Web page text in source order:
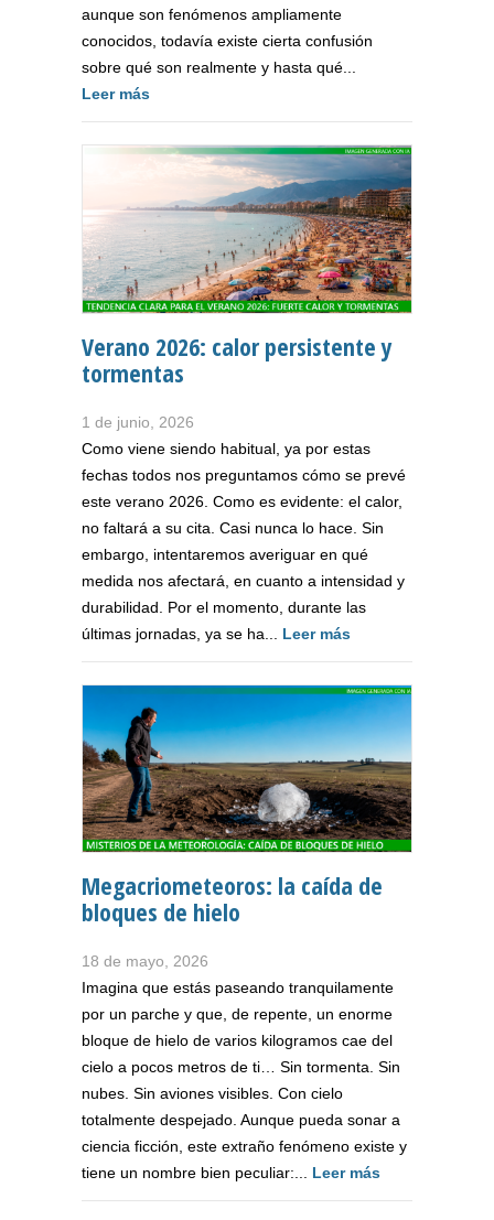
aunque son fenómenos ampliamente
conocidos, todavía existe cierta confusión
sobre qué son realmente y hasta qué...
Leer más
Verano 2026: calor persistente y
tormentas
1 de junio, 2026
Como viene siendo habitual, ya por estas
fechas todos nos preguntamos cómo se prevé
este verano 2026. Como es evidente: el calor,
no faltará a su cita. Casi nunca lo hace. Sin
embargo, intentaremos averiguar en qué
medida nos afectará, en cuanto a intensidad y
durabilidad. Por el momento, durante las
últimas jornadas, ya se ha... Leer más
Megacriometeoros: la caída de
bloques de hielo
18 de mayo, 2026
Imagina que estás paseando tranquilamente
por un parche y que, de repente, un enorme
bloque de hielo de varios kilogramos cae del
cielo a pocos metros de ti… Sin tormenta. Sin
nubes. Sin aviones visibles. Con cielo
totalmente despejado. Aunque pueda sonar a
ciencia ficción, este extraño fenómeno existe y
tiene un nombre bien peculiar:... Leer más